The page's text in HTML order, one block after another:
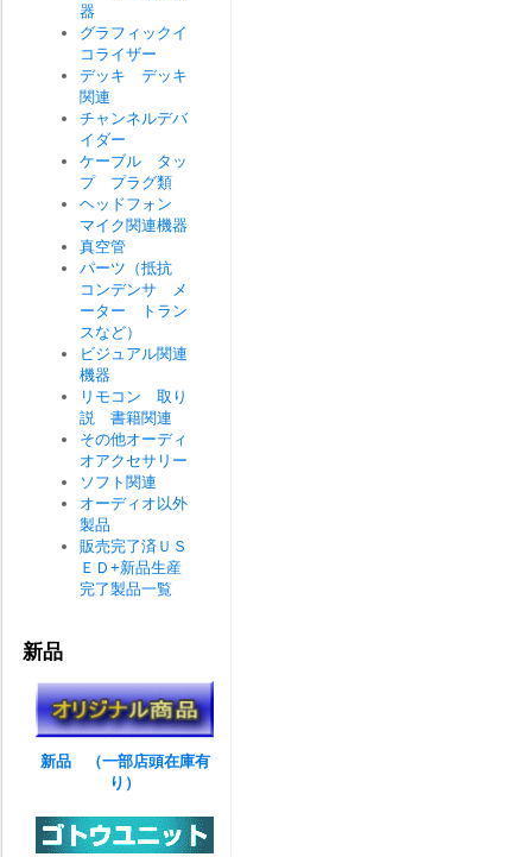
器
グラフィックイ
コライザー
デッキ デッキ
関連
チャンネルデバ
イダー
ケーブル タッ
プ プラグ類
ヘッドフォン
マイク関連機器
真空管
パーツ（抵抗
コンデンサ メ
ーター トラン
スなど）
ビジュアル関連
機器
リモコン 取り
説 書籍関連
その他オーディ
オアクセサリー
ソフト関連
オーディオ以外
製品
販売完了済ＵＳ
ＥＤ+新品生産
完了製品一覧
新品
新品 （一部店頭在庫有
り）